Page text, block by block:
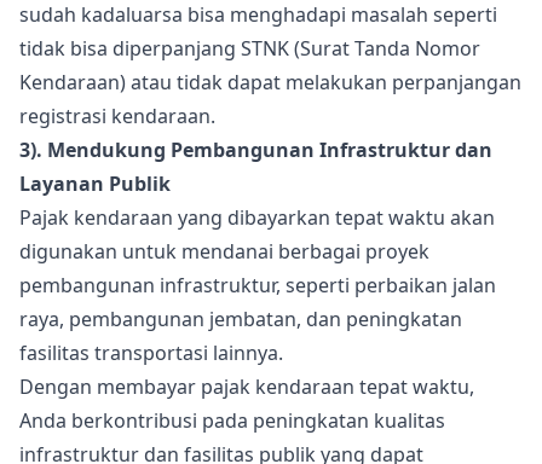
sudah kadaluarsa bisa menghadapi masalah seperti
tidak bisa diperpanjang STNK (Surat Tanda Nomor
Kendaraan) atau tidak dapat melakukan perpanjangan
registrasi kendaraan.
3). Mendukung Pembangunan Infrastruktur dan
Layanan Publik
Pajak kendaraan yang dibayarkan tepat waktu akan
digunakan untuk mendanai berbagai proyek
pembangunan infrastruktur, seperti perbaikan jalan
raya, pembangunan jembatan, dan peningkatan
fasilitas transportasi lainnya.
Dengan membayar pajak kendaraan tepat waktu,
Anda berkontribusi pada peningkatan kualitas
infrastruktur dan fasilitas publik yang dapat